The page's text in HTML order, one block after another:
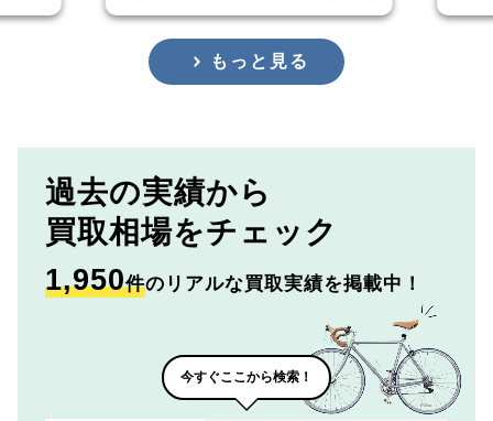
もっと見る
過去の実績から
買取相場をチェック
1,950件のリアルな買取実績を掲載中！
今すぐここから検索！